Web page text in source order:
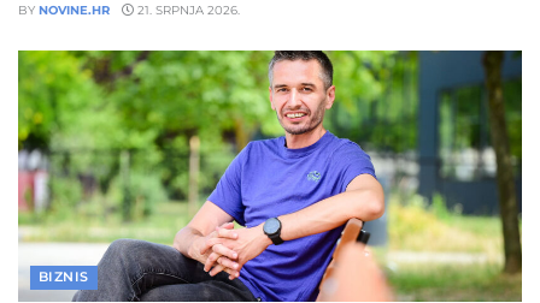
BY NOVINE.HR 21. SRPNJA 2026.
BIZNIS